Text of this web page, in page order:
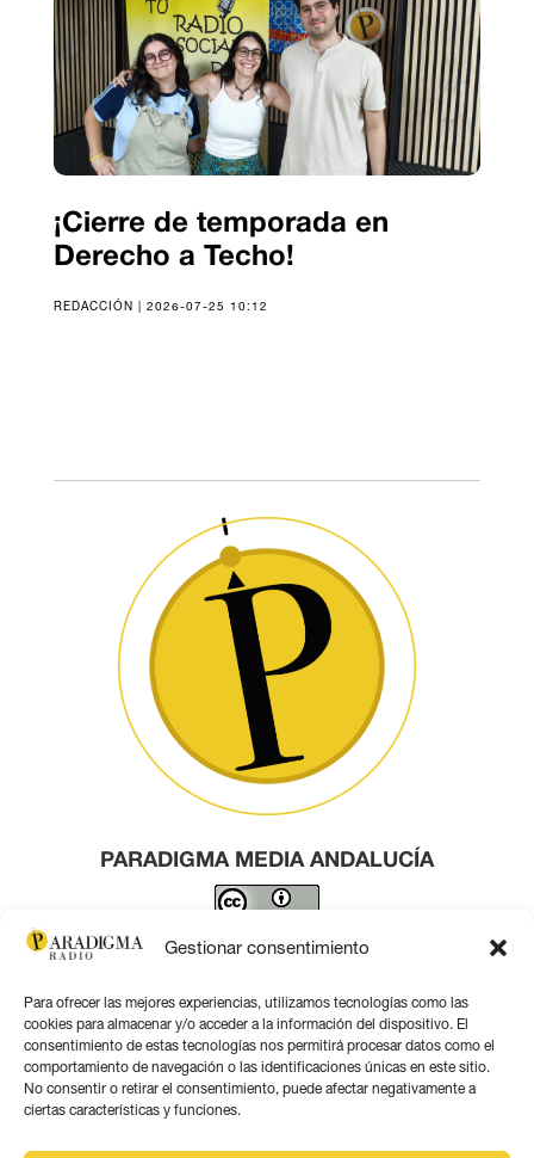
Gestionar consentimiento
Para ofrecer las mejores experiencias, utilizamos tecnologías como las
cookies para almacenar y/o acceder a la información del dispositivo. El
consentimiento de estas tecnologías nos permitirá procesar datos como el
comportamiento de navegación o las identificaciones únicas en este sitio.
No consentir o retirar el consentimiento, puede afectar negativamente a
ciertas características y funciones.
¡Cierre de temporada en
Derecho a Techo!
REDACCIÓN | 2026-07-25 10:12
PARADIGMA MEDIA ANDALUCÍA
Este obra está bajo una licencia de Creative Commons
Contacto por correo